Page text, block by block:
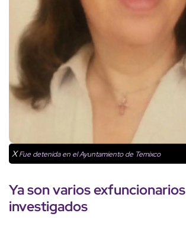
XFue detenida en el Ayuntamiento de Temixco
Ya son varios exfuncionarios
investigados